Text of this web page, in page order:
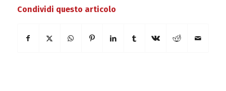
Condividi questo articolo